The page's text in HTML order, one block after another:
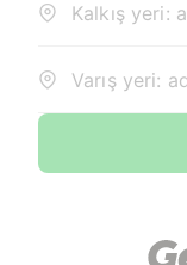
Kalkış yeri:
Varış yeri: